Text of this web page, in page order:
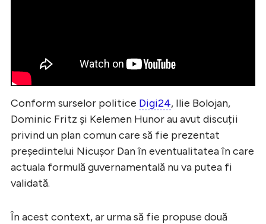
Conform surselor politice Digi24, Ilie Bolojan,
Dominic Fritz și Kelemen Hunor au avut discuții
privind un plan comun care să fie prezentat
președintelui Nicușor Dan în eventualitatea în care
actuala formulă guvernamentală nu va putea fi
validată.
În acest context, ar urma să fie propuse două